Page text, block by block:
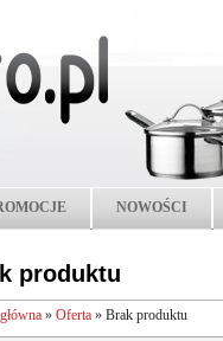
NOWOŚCI
produktu
» Oferta » Brak produktu